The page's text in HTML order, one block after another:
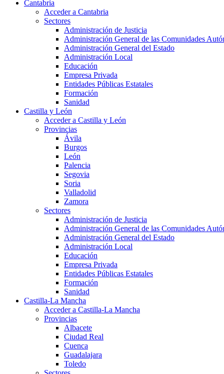
Cantabria
Acceder a Cantabria
Sectores
Administración de Justicia
Administración General de las Comunidades
Administración General del Estado
Administración Local
Educación
Empresa Privada
Entidades Públicas Estatales
Formación
Sanidad
Castilla y León
Acceder a Castilla y León
Provincias
Ávila
Burgos
León
Palencia
Segovia
Soria
Valladolid
Zamora
Sectores
Administración de Justicia
Administración General de las Comunidades
Administración General del Estado
Administración Local
Educación
Empresa Privada
Entidades Públicas Estatales
Formación
Sanidad
Castilla-La Mancha
Acceder a Castilla-La Mancha
Provincias
Albacete
Ciudad Real
Cuenca
Guadalajara
Toledo